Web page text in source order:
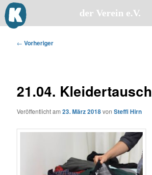
Zum
primärenBeitragsnavigation
← Vorheriger
21.04. Kleidertausch
Veröffentlicht am23. März 2018vonSteffi Hirn
der Verein e.V.